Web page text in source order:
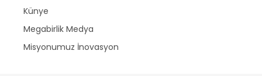
Künye
Megabirlik Medya
Misyonumuz İnovasyon